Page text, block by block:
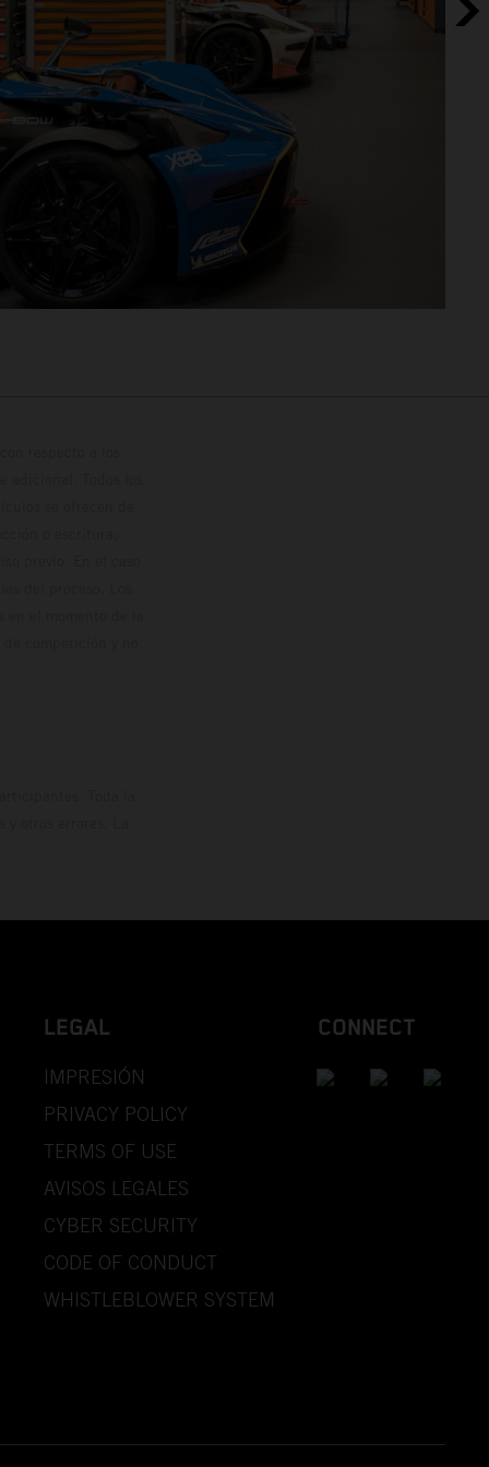
LEGAL
IMPRESIÓN
PRIVACY POLICY
TERMS OF USE
AVISOS LEGALES
CYBER SECURITY
CODE OF CONDUCT
WHISTLEBLOWER SYSTEM
CONNECT